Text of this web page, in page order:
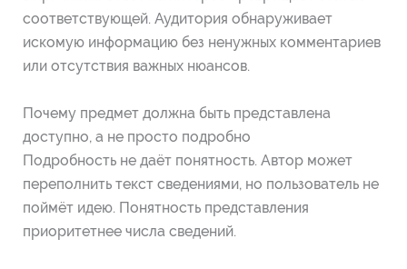
соответствующей. Аудитория обнаруживает
искомую информацию без ненужных комментариев
или отсутствия важных нюансов.
Почему предмет должна быть представлена
доступно, а не просто подробно
Подробность не даёт понятность. Автор может
переполнить текст сведениями, но пользователь не
поймёт идею. Понятность представления
приоритетнее числа сведений.